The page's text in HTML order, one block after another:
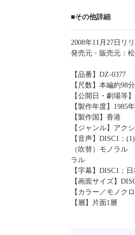
■その他詳細
2008年11月27日リ
発売元・販売元：
【品番】DZ-0377
【尺数】本編約98
【公開日・劇場等
【製作年度】1985年
【製作国】香港
【ジャンル】アク
【音声】DISC1：
（吹替）モノラル
ラル
【字幕】DISC1：
【画面サイズ】
【カラー／モノク
【層】片面1層